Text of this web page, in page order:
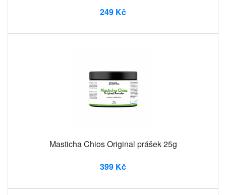
249 Kč
Masticha Chios Original prášek 25g
399 Kč